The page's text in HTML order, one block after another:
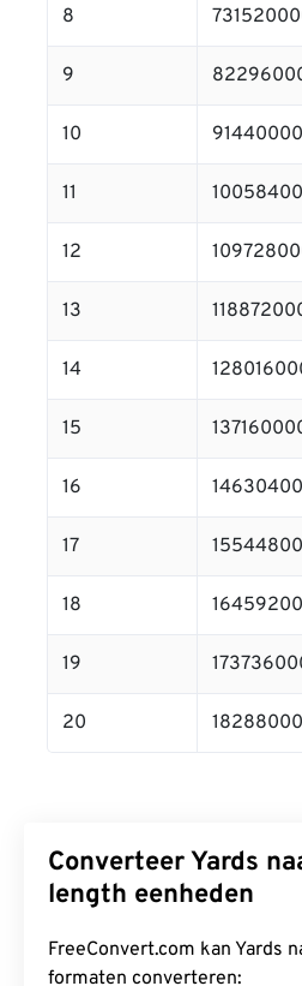
8
9
10
11
12
13
14
15
16
17
18
19
20
Converteer Yards
length eenheden
FreeConvert.com kan Yards
formaten converteren: